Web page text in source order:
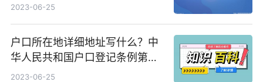
2023-06-25
户口所在地详细地址写什么？中
华人民共和国户口登记条例第五
条是什么内容？|今日热讯
2023-06-25